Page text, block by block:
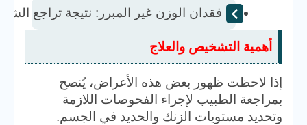
فقدان الوزن غير المبرر: نتيجة تراجع
أهمية التشخيص والعلاج
إذا لاحظت ظهور بعض هذه الأعراض، يُنصح
بمراجعة الطبيب لإجراء الفحوصات اللازمة
وتحديد مستويات الزنك والحديد في الجسم.